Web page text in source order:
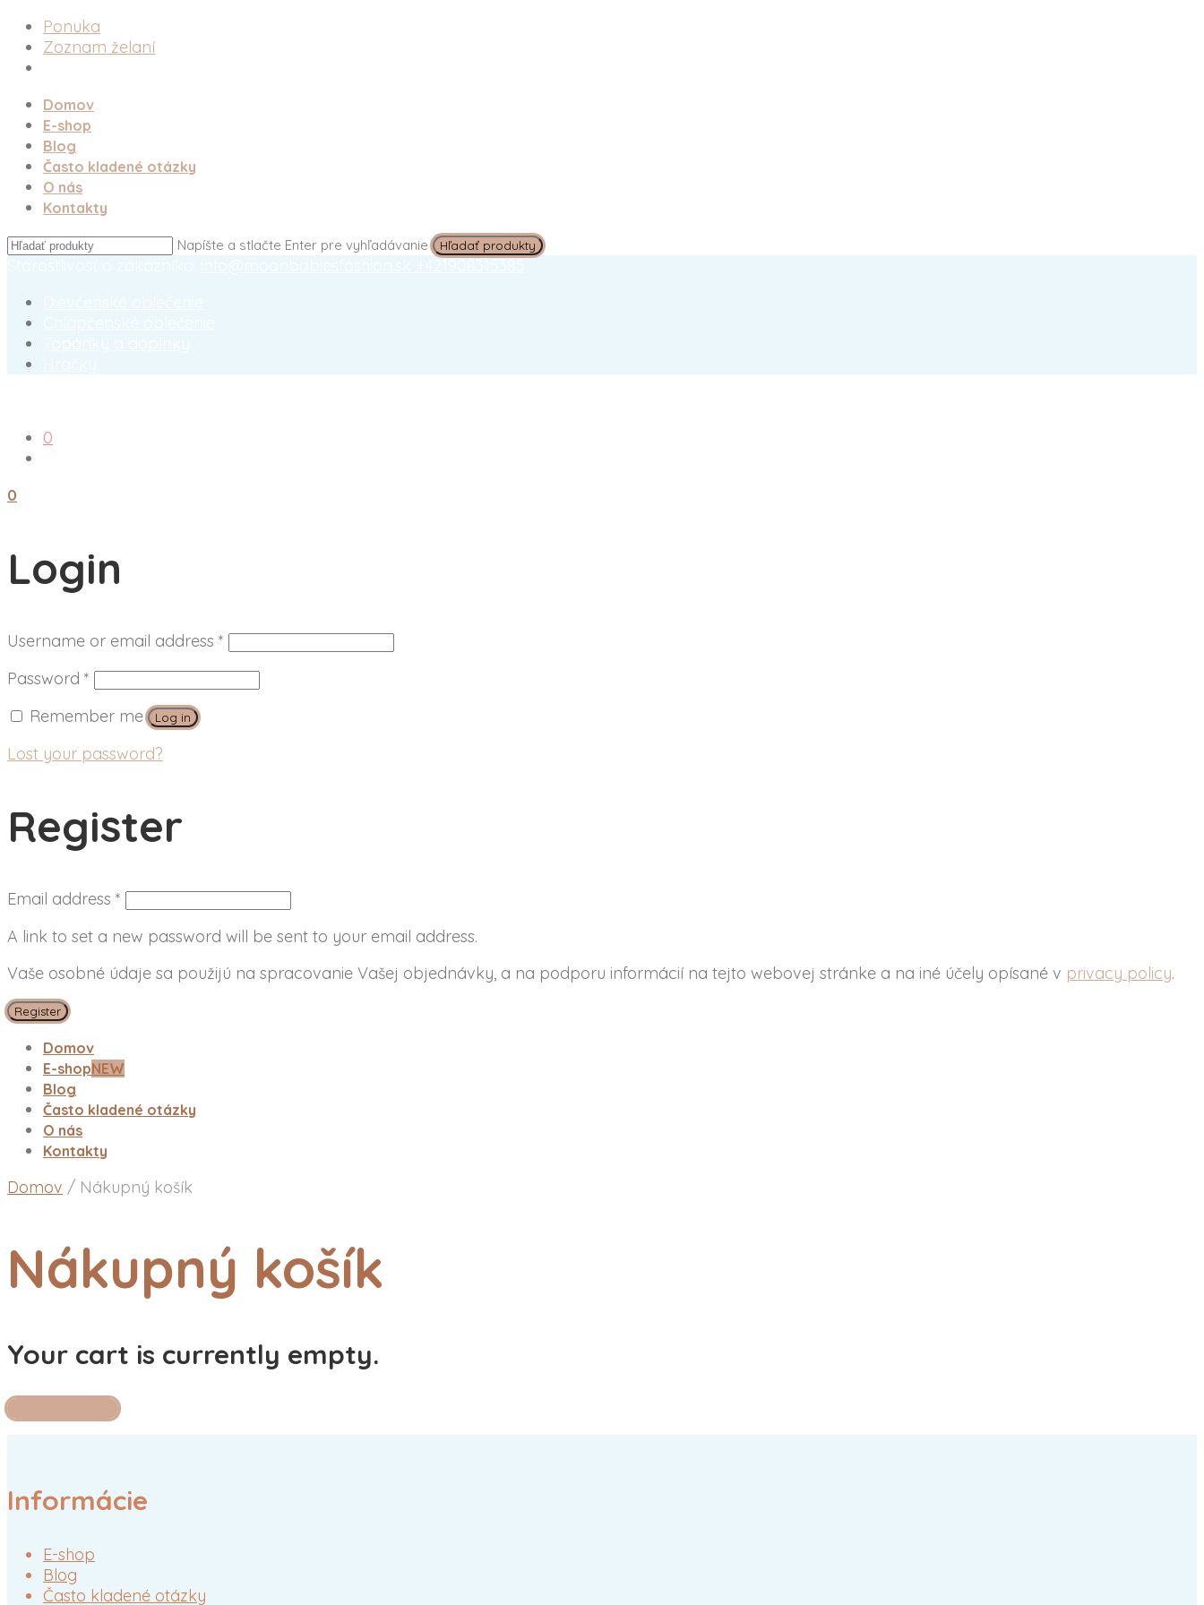
Ponuka
Zoznam želaní
Domov
E-shop
Blog
Často kladené otázky
O nás
Kontakty
Napíšte a stlačte Enter pre vyhľadávanie
0
0
Login
Username or email address *
Password *
Remember me
Log in
Lost your password?
Register
Email address *
A link to set a new password will be sent to your email address.
Vaše osobné údaje sa použijú na spracovanie Vašej objednávky, a na podporu informácií na tejto webovej stránke a na iné účely opísané v privacy policy.
Register
Domov
E-shopNEW
Blog
Často kladené otázky
O nás
Kontakty
Domov / Nákupný košík
Nákupný košík
Your cart is currently empty.
Return to shop
Informácie
E-shop
Blog
Často kladené otázky